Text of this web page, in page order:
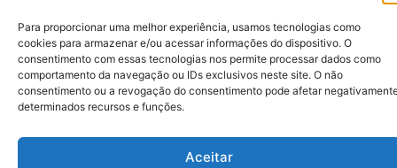
Para proporcionar uma melhor experiência, usamos tecnologias como
cookies para armazenar e/ou acessar informações do dispositivo. O
consentimento com essas tecnologias nos permite processar dados como
comportamento da navegação ou IDs exclusivos neste site. O não
consentimento ou a revogação do consentimento pode afetar
determinados recursos e funções.
Aceitar
Horários
Segunda à Quinta-feira: 07h00 às 12h00 13h00 às
17h00
Sexta-feira: 07h00 às 12h00 – 13h00 às 16h00